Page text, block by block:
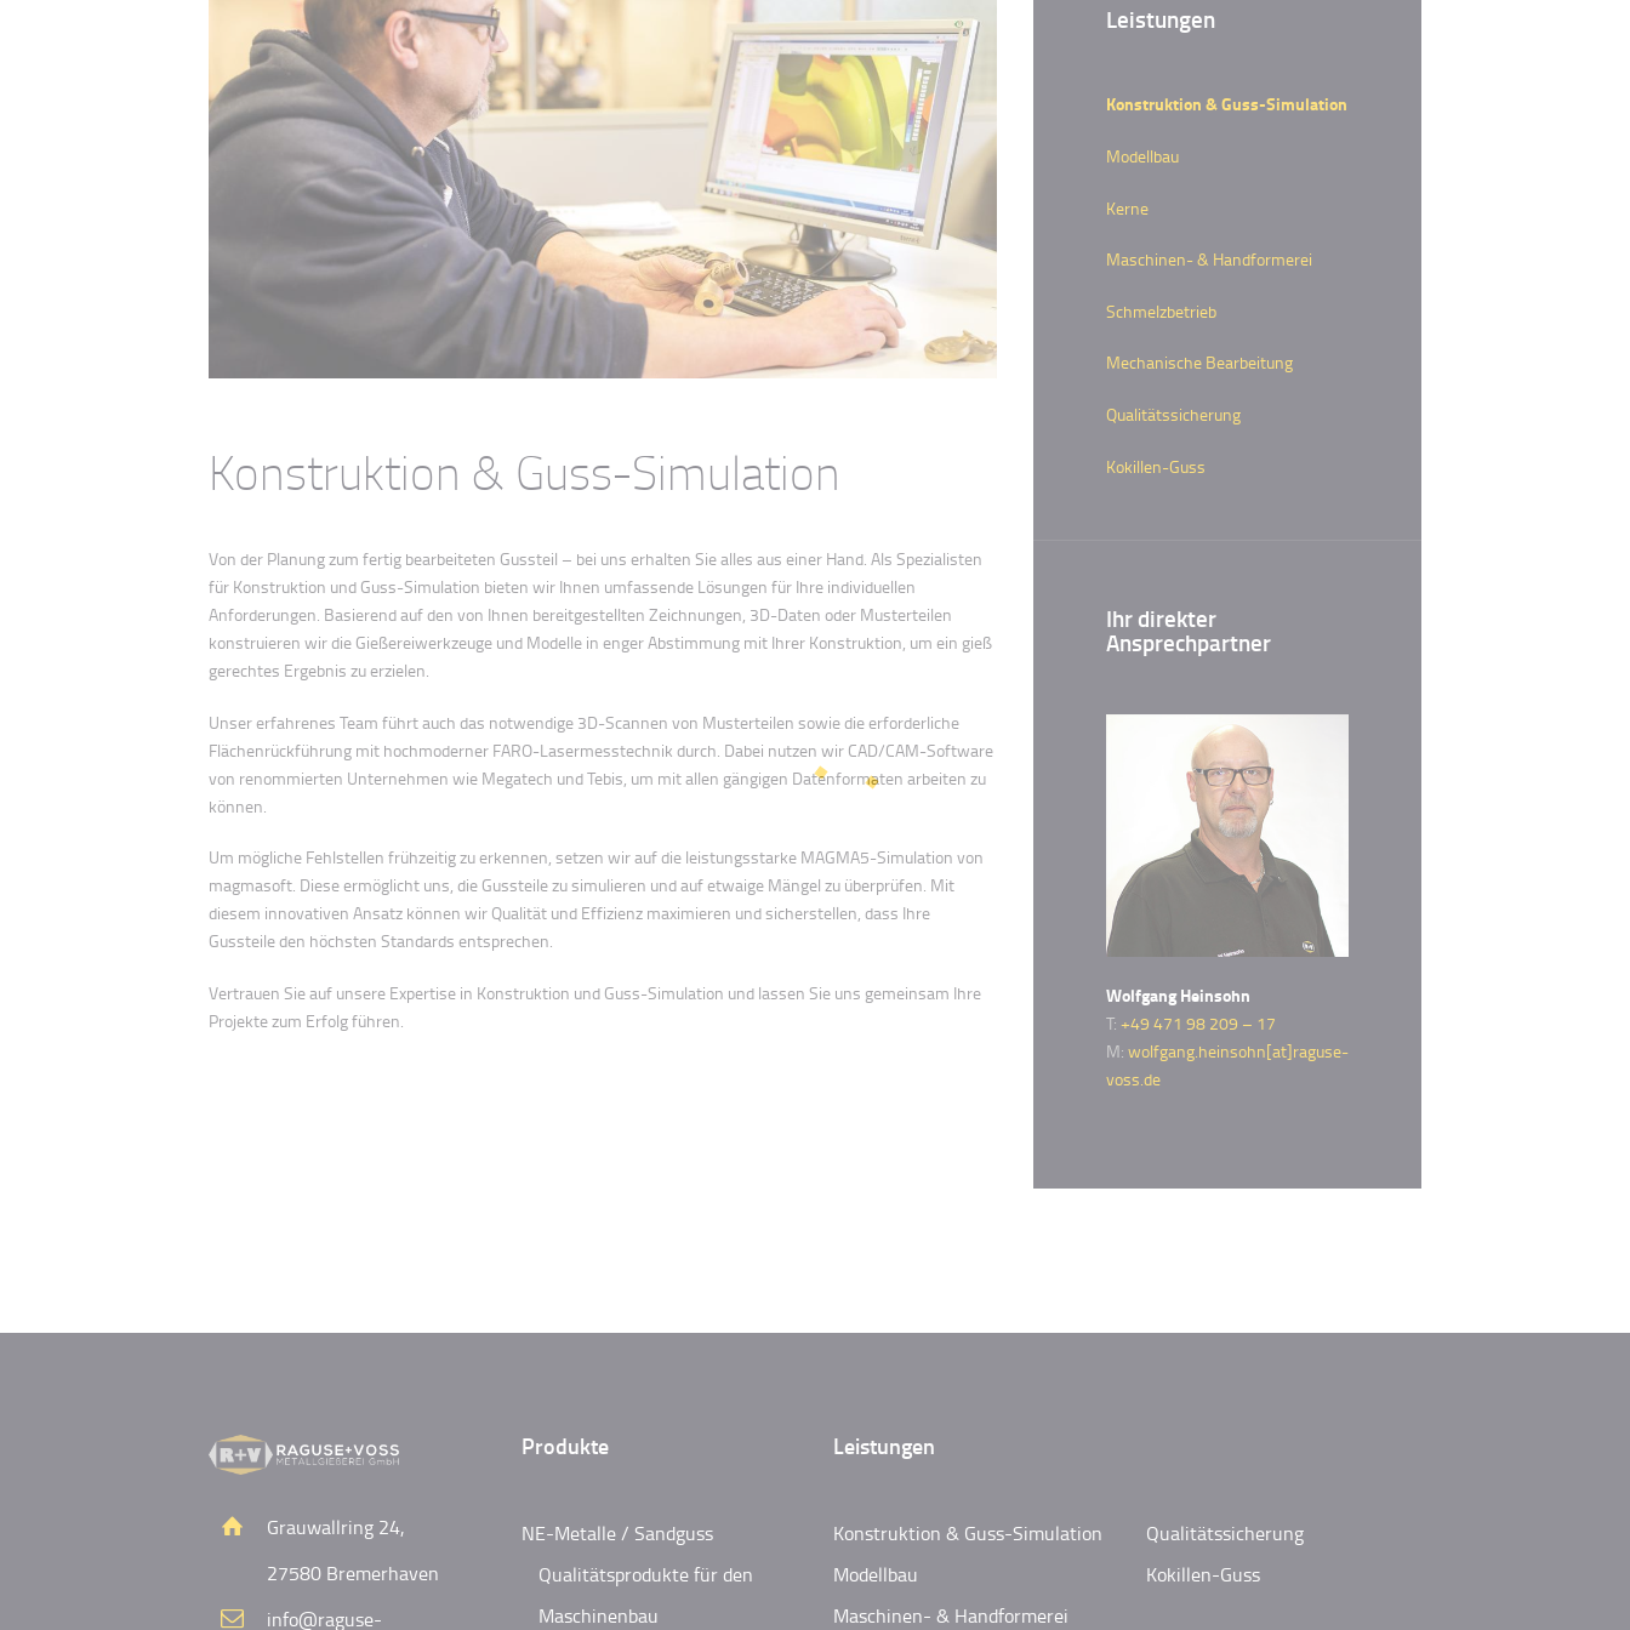
Konstruktion & Guss-Simulation
Von der Planung zum fertig bearbeiteten Gussteil – bei uns erhalten Sie alles aus einer Hand. Als Spezialisten
für Konstruktion und Guss-Simulation bieten wir Ihnen umfassende Lösungen für Ihre individuellen
Anforderungen. Basierend auf den von Ihnen bereitgestellten Zeichnungen, 3D-Daten oder Musterteilen
konstruieren wir die Gießereiwerkzeuge und Modelle in enger Abstimmung mit Ihrer Konstruktion, um ein gieß
gerechtes Ergebnis zu erzielen.
Unser erfahrenes Team führt auch das notwendige 3D-Scannen von Musterteilen sowie die erforderliche
Flächenrückführung mit hochmoderner FARO-Lasermesstechnik durch. Dabei nutzen wir CAD/CAM-Software
von renommierten Unternehmen wie Megatech und Tebis, um mit allen gängigen Datenformaten arbeiten zu
können.
Um mögliche Fehlstellen frühzeitig zu erkennen, setzen wir auf die leistungsstarke MAGMA5-Simulation von
magmasoft. Diese ermöglicht uns, die Gussteile zu simulieren und auf etwaige Mängel zu überprüfen. Mit
diesem innovativen Ansatz können wir Qualität und Effizienz maximieren und sicherstellen, dass Ihre
Gussteile den höchsten Standards entsprechen.
Vertrauen Sie auf unsere Expertise in Konstruktion und Guss-Simulation und lassen Sie uns gemeinsam Ihre
Projekte zum Erfolg führen.
Leistungen
Konstruktion & Guss-Simulation
Modellbau
Kerne
Maschinen- & Handformerei
Schmelzbetrieb
Mechanische Bearbeitung
Qualitätssicherung
Kokillen-Guss
Ihr direkter
Ansprechpartner
Wolfgang Heinsohn
T: +49 471 98 209 – 17
M: wolfgang.heinsohn[at]raguse-
voss.de
Grauwallring 24,
27580 Bremerhaven
info@raguse-
Produkte
NE-Metalle / Sandguss
Qualitätsprodukte für den
Maschinenbau
Leistungen
Konstruktion & Guss-Simulation
Modellbau
Maschinen- & Handformerei
Qualitätssicherung
Kokillen-Guss